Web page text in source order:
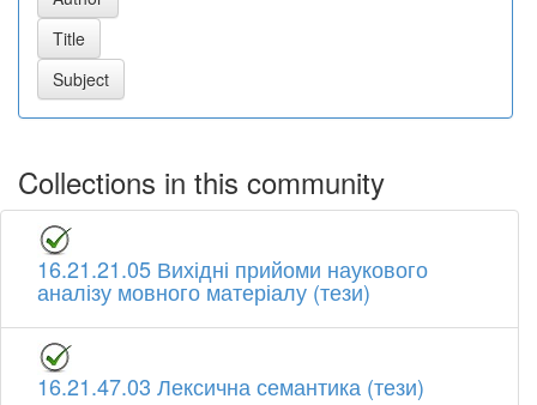
Collections in this community
16.21.21.05 Вихідні прийоми наукового
аналізу мовного матеріалу (тези)
16.21.47.03 Лексична семантика (тези)